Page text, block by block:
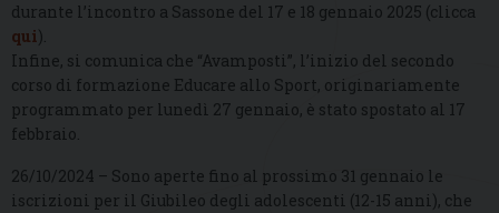
durante l’incontro a Sassone del 17 e 18 gennaio 2025 (clicca
qui).
Infine, si comunica che “Avamposti”, l’inizio del secondo
corso di formazione Educare allo Sport, originariamente
programmato per lunedì 27 gennaio, è stato spostato al 17
febbraio.
26/10/2024 – Sono aperte fino al prossimo 31 gennaio le
iscrizioni per il Giubileo degli adolescenti (12-15 anni), che